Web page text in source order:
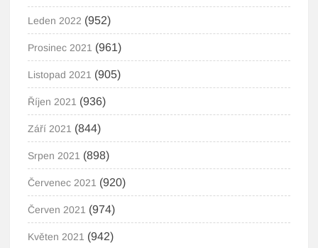
Leden 2022 (952)
Prosinec 2021 (961)
Listopad 2021 (905)
Říjen 2021 (936)
Září 2021 (844)
Srpen 2021 (898)
Červenec 2021 (920)
Červen 2021 (974)
Květen 2021 (942)